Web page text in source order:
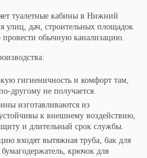
туалетные кабины в Нижний
улиц, дач, строительных площадок
провести обычную канализацию.
гигиеничность и комфорт там,
другому не получается.
изготавливаются из
к внешнему воздействию,
и длительный срок службы.
входят вытяжная труба, бак для
крючок для